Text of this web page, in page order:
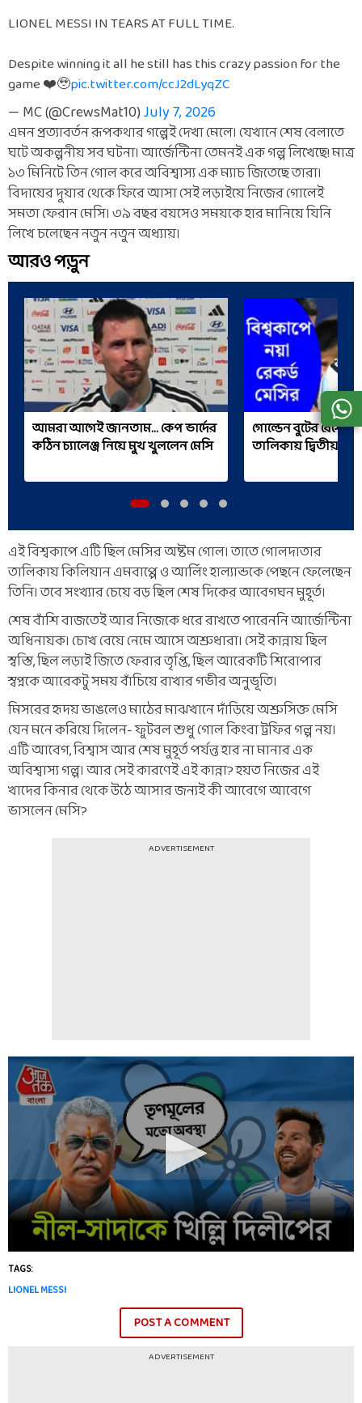
LIONEL MESSI IN TEARS AT FULL TIME.
Despite winning it all he still has this crazy passion for the
game ❤️🥹pic.twitter.com/ccJ2dLyqZC
— MC (@CrewsMat10)July 7, 2026
এমন প্রত্যাবর্তন রূপকথার গল্পেই দেখা মেলে। যেখানে শেষ বেলাতে
ঘটে অকল্পনীয় সব ঘটনা। আর্জেন্টিনা তেমনই এক গল্প লিখেছে! মাত্র
১৩ মিনিটে তিন গোল করে অবিশ্বাস্য এক ম্যাচ জিতেছে তারা।
বিদায়ের দুয়ার থেকে ফিরে আসা সেই লড়াইয়ে নিজের গোলেই
সমতা ফেরান মেসি। ৩৯ বছর বয়সেও সময়কে হার মানিয়ে যিনি
লিখে চলেছেন নতুন নতুন অধ্যায়।
আরও পড়ুন
আমরা আগেই জানতাম... কেপ ভার্দের
কঠিন চ্যালেঞ্জ নিয়ে মুখ খুললেন মেসি
গোল্ডেন বুটের রেসে
তালিকায় দ্বিতীয় ও
এই বিশ্বকাপে এটি ছিল মেসির অষ্টম গোল। তাতে গোলদাতার
তালিকায় কিলিয়ান এমবাপ্পে ও আর্লিং হাল্যান্ডকে পেছনে ফেলেছেন
তিনি। তবে সংখ্যার চেয়ে বড় ছিল শেষ দিকের আবেগঘন মুহূর্ত।
শেষ বাঁশি বাজতেই আর নিজেকে ধরে রাখতে পারেননি আর্জেন্টিনা
অধিনায়ক। চোখ বেয়ে নেমে আসে অশ্রুধারা। সেই কান্নায় ছিল
স্বস্তি, ছিল লড়াই জিতে ফেরার তৃপ্তি, ছিল আরেকটি শিরোপার
স্বপ্নকে আরেকটু সময় বাঁচিয়ে রাখার গভীর অনুভূতি।
মিসরের হৃদয় ভাঙলেও মাঠের মাঝখানে দাঁড়িয়ে অশ্রুসিক্ত মেসি
যেন মনে করিয়ে দিলেন- ফুটবল শুধু গোল কিংবা ট্রফির গল্প নয়।
এটি আবেগ, বিশ্বাস আর শেষ মুহূর্ত পর্যন্ত হার না মানার এক
অবিশ্বাস্য গল্প। আর সেই কারণেই এই কান্না? হয়ত নিজের এই
খাদের কিনার থেকে উঠে আসার জন্যই কী আবেগে আবেগে
ভাসলেন মেসি?
ADVERTISEMENT
TAGS:
LIONEL MESSI
POST A COMMENT
ADVERTISEMENT